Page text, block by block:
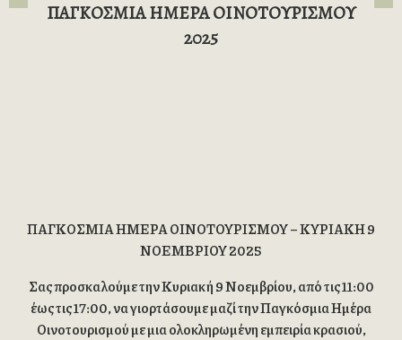
ΠΑΓΚΟΣΜΙΑ ΗΜΕΡΑ ΟΙΝΟΤΟΥΡΙΣΜΟΥ
2025
ΠΑΓΚΟΣΜΙΑ ΗΜΕΡΑ ΟΙΝΟΤΟΥΡΙΣΜΟΥ – ΚΥΡΙΑΚΗ 9
ΝΟΕΜΒΡΙΟΥ 2025
Σας προσκαλούμε την Κυριακή 9 Νοεμβρίου, από τις 11:00
έως τις 17:00, να γιορτάσουμε μαζί την Παγκόσμια Ημέρα
Οινοτουρισμού με μια ολοκληρωμένη εμπειρία κρασιού,